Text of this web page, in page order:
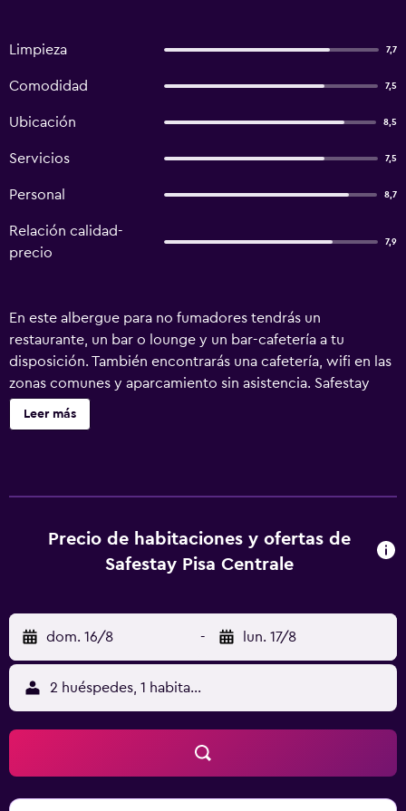
Limpieza 7,7
Comodidad 7,5
Ubicación 8,5
Servicios 7,5
Personal 8,7
Relación calidad-
precio
7,9
En este albergue para no fumadores tendrás un
restaurante, un bar o lounge y un bar-cafetería a tu
disposición. También encontrarás una cafetería, wifi en las
zonas comunes y aparcamiento sin asistencia. Safestay
Pisa Centrale ofrece 194 alojamientos con aire
acondicionado. Este albergue en Pisa ofrece acceso a
abajo en las instalaciones o cerca del alojamiento (es
posible que se aplique un recargo).
Leer más
Precio de habitaciones y ofertas de
Safestay Pisa Centrale
dom. 16/8 - lun. 17/8
2 huéspedes, 1 habitación